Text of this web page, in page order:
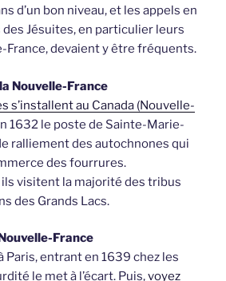
d’un bon niveau, et les appels en
Jésuites, en particulier leurs
France, devaient y être fréquents.
Nouvelle-France
s’installent au Canada (Nouvelle-
1632 le poste de Sainte-Marie-
ralliement des autochnones qui
des fourrures.
visitent la majorité des tribus
des Grands Lacs.
France
Paris, entrant en 1639 chez les
le met à l’écart. Puis,voyez